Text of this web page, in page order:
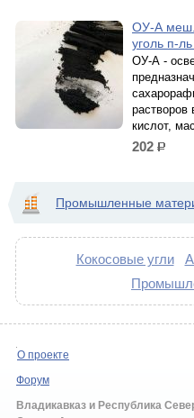
ОУ-А
уголь п-
ОУ-А -
растворов
кислот,
202 р.
Промышленные
Кокосовые угли
О проекте
Форум
Владикавказ и Республика